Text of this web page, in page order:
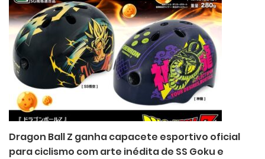
Dragon Ball Z ganha capacete esportivo oficial
para ciclismo com arte inédita de SS Goku e